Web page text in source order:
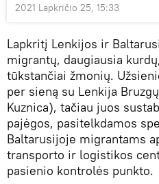
2021 Lapkričio 25, 15:33
Lapkritį Lenkijos ir
migrantų, daugiausia
tūkstančiai žmonių.
per sieną su Lenkija
Kuznica), tačiau juos
pajėgos, pasitelkdamos
Baltarusijoje migrantams
transporto ir logistikos
pasienio kontrolės punkto.